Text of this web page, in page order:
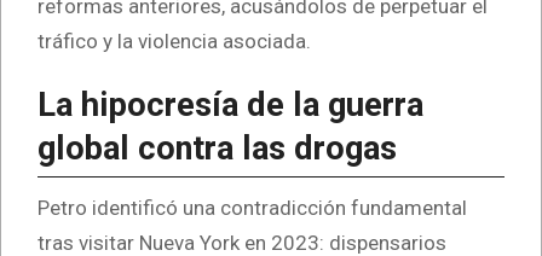
reformas anteriores, acusándolos de perpetuar el
tráfico y la violencia asociada.
La hipocresía de la guerra
global contra las drogas
Petro identificó una contradicción fundamental
tras visitar Nueva York en 2023: dispensarios